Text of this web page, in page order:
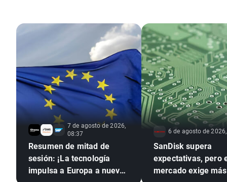
7 de agosto de 2026,
08:37
Resumen de mitad de
sesión: ¡La tecnología
impulsa a Europa a nuevos
6 de agosto de
SanDisk supera
expectativas, pero
mercado exige más